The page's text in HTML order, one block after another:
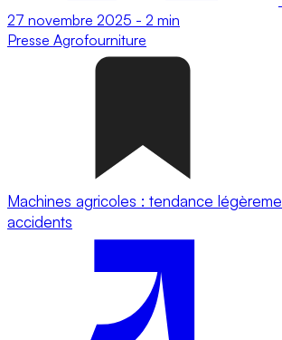
27 novembre 2025 - 2 min
Presse Agrofourniture
Machines agricoles : tendance
accidents